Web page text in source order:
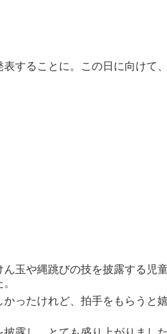
することに。この日に向けて
玉や縄跳びの技を披露する児童
ったけれど、拍手をもらうと